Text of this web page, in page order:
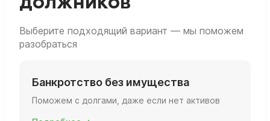
Выберите подходящий вариант — мы поможем
разобраться
Банкротство без имущества
Поможем с долгами, даже если нет активов